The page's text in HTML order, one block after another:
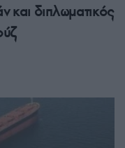
και διπλωματικός